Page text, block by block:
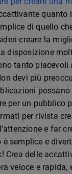
quanto
di quello
creare la
disposizione
tanto
devi più
possano
per un pubblico
per rivista
e far
semplice e
Crea delle
veloce e rapida,